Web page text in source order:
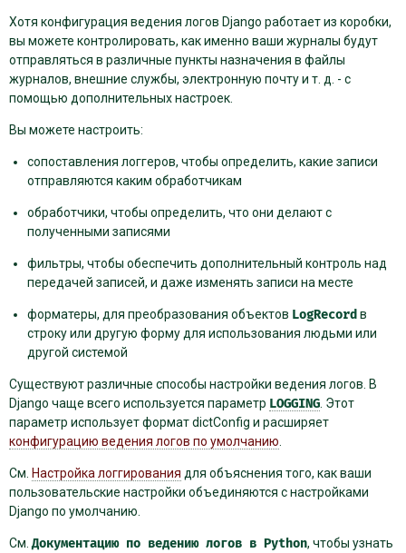
Хотя конфигурация ведения логов Django работает из коробки,
вы можете контролировать, как именно ваши журналы будут
отправляться в различные пункты назначения в файлы
журналов, внешние службы, электронную почту и т. д. - с
помощью дополнительных настроек.
Вы можете настроить:
сопоставления логгеров, чтобы определить, какие записи
отправляются каким обработчикам
обработчики, чтобы определить, что они делают с
полученными записями
фильтры, чтобы обеспечить дополнительный контроль над
передачей записей, и даже изменять записи на месте
форматеры, для преобразования объектов LogRecord в
строку или другую форму для использования людьми или
другой системой
Существуют различные способы настройки ведения логов. В
Django чаще всего используется параметр LOGGING . Этот
параметр использует форматdictConfig и расширяет
конфигурацию ведения логов по умолчанию
См. Настройка логгирования для объяснения того, как ваши
пользовательские настройки объединяются с настройками
Django по умолчанию.
См. Документацию по ведению логов в Python, чтобы узнать